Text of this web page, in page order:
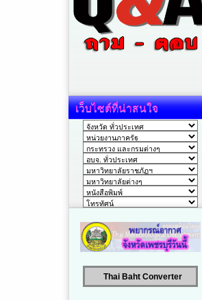
เว็บไซต์ที่น่าสนใจ
Thai Baht Converter